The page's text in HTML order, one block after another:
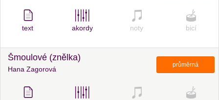
text akordy noty bicí
Šmoulové (znělka)
Hana Zagorová
průměrná